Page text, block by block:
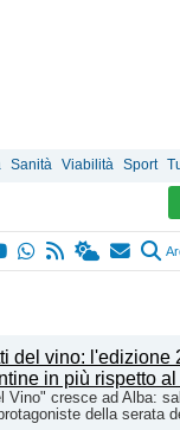
Sanità Viabilità Sport
Vino" cresce ad Alba:
della serata